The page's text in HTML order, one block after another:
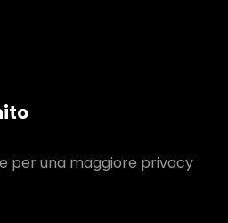
per una maggiore privacy